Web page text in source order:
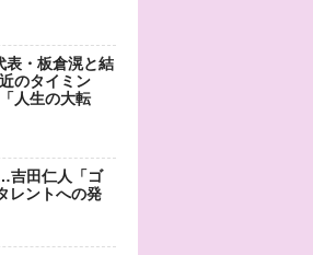
表・板倉滉と結
のタイミン
人生の大転
吉田仁人「ゴ
レントへの発